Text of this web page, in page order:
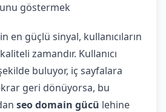
göstermek
en güçlü sinyal, kullanıcıların
zamandır. Kullanıcı
buluyor, iç sayfalara
geri dönüyorsa, bu
seo domain gücü lehine